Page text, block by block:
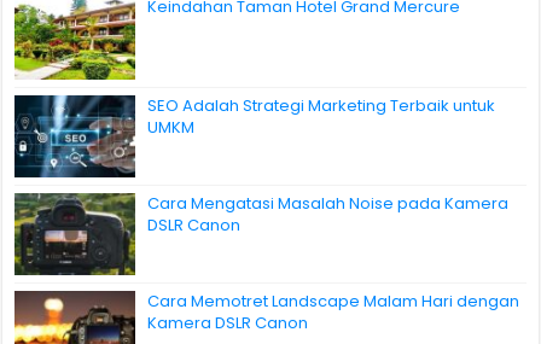
Keindahan Taman Hotel Grand Mercure
SEO Adalah Strategi Marketing Terbaik untuk
UMKM
Cara Mengatasi Masalah Noise pada Kamera
DSLR Canon
Cara Memotret Landscape Malam Hari dengan
Kamera DSLR Canon